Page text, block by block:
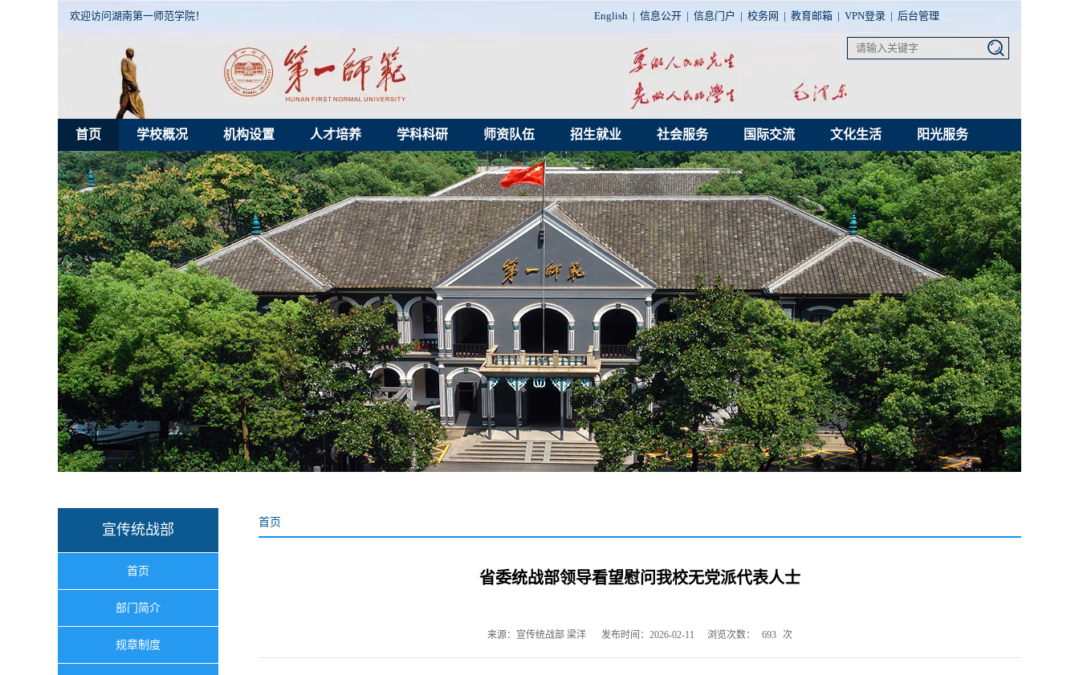
欢迎访问湖南第一师范学院！ English | 信息公开 | 信息门户 | 校务网 | 教育邮箱 | VPN登录 | 后台管理
首页 学校概况 机构设置 人才培养 学科科研 师资队伍 招生就业 社会服务 国际交流 文化生活 阳光服务
宣传统战部
首页
部门简介
规章制度
首页
省委统战部领导看望慰问我校无党派代表人士
来源：宣传统战部 梁洋 发布时间：2026-02-11 浏览次数： 693 次